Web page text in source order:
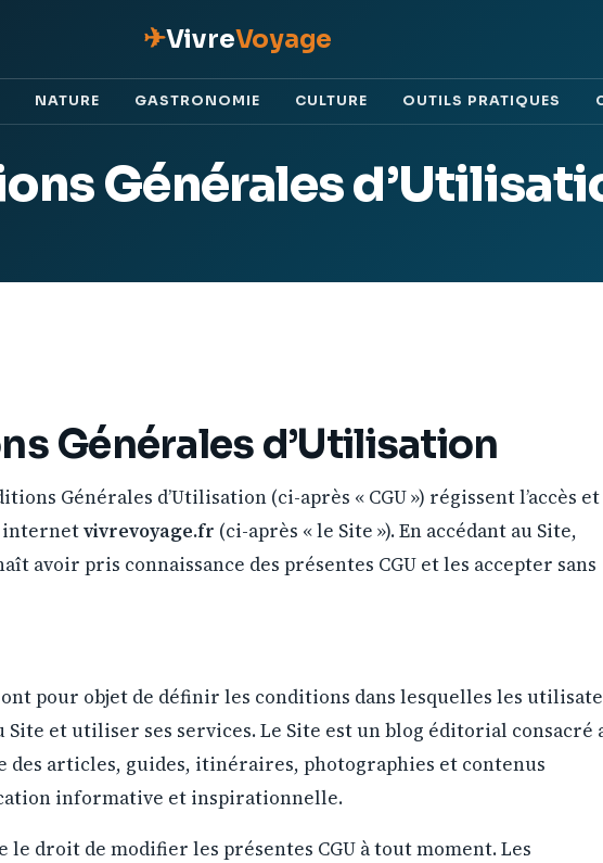
✈VivreVoyage
NATURE GASTRONOMIE CULTURE OUTILS PRATIQUES
Générales
Générales d’Utilisation
Générales d’Utilisation (ci-après « CGU ») régissent l’accès et
internetvivrevoyage.fr (ci-après « le Site »). En accédant au Site,
avoir pris connaissance des présentes CGU et les accepter sans
ont pour objet de définir les conditions dans lesquelles les
Site et utiliser ses services. Le Site est un blog éditorial consacré
des articles, guides, itinéraires, photographies et contenus
informative et inspirationnelle.
le droit de modifier les présentes CGU à tout moment. Les